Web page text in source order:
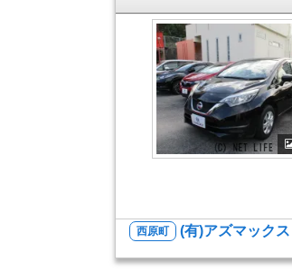
西原町 (有)アズマック